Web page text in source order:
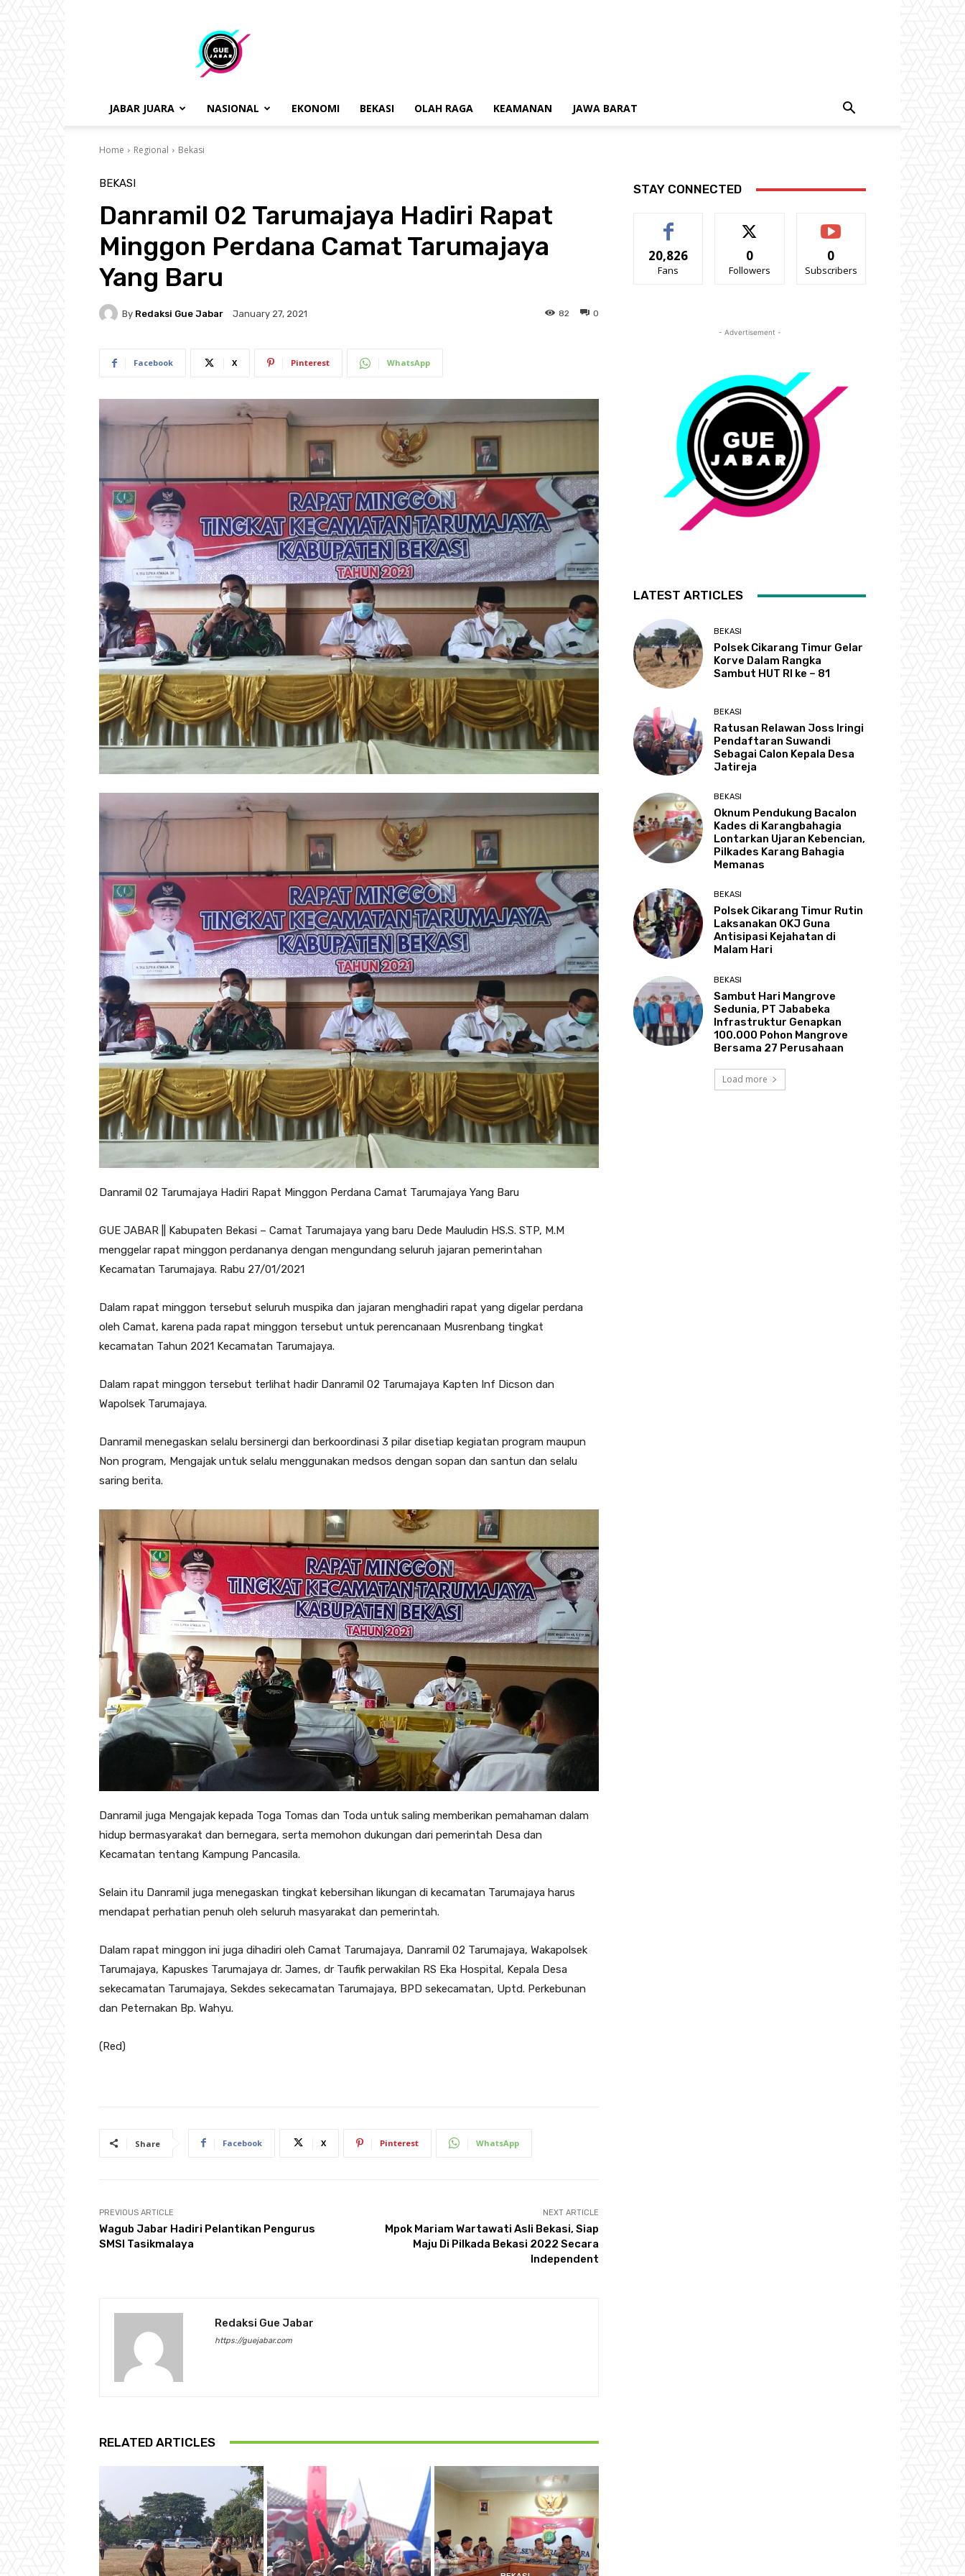
gue
jabar
JABAR JUARA NASIONAL EKONOMI BEKASI OLAH RAGA KEAMANAN JAWA BARAT
Home Regional Bekasi
BEKASI
Danramil 02 Tarumajaya Hadiri Rapat
Minggon Perdana Camat Tarumajaya
Yang Baru
By Redaksi Gue Jabar January 27, 2021 0
82
Facebook X Pinterest WhatsApp
Danramil 02 Tarumajaya Hadiri Rapat Minggon Perdana Camat Tarumajaya Yang Baru
GUE JABAR || Kabupaten Bekasi – Camat Tarumajaya yang baru Dede Mauludin HS.S. STP, M.M
menggelar rapat minggon perdananya dengan mengundang seluruh jajaran pemerintahan
Kecamatan Tarumajaya. Rabu 27/01/2021
Dalam rapat minggon tersebut seluruh muspika dan jajaran menghadiri rapat yang digelar perdana
oleh Camat, karena pada rapat minggon tersebut untuk perencanaan Musrenbang tingkat
kecamatan Tahun 2021 Kecamatan Tarumajaya.
Dalam rapat minggon tersebut terlihat hadir Danramil 02 Tarumajaya Kapten Inf Dicson dan
Wapolsek Tarumajaya.
Danramil menegaskan selalu bersinergi dan berkoordinasi 3 pilar disetiap kegiatan program maupun
Non program, Mengajak untuk selalu menggunakan medsos dengan sopan dan santun dan selalu
saring berita.
Danramil juga Mengajak kepada Toga Tomas dan Toda untuk saling memberikan pemahaman dalam
hidup bermasyarakat dan bernegara, serta memohon dukungan dari pemerintah Desa dan
Kecamatan tentang Kampung Pancasila.
Selain itu Danramil juga menegaskan tingkat kebersihan likungan di kecamatan Tarumajaya harus
mendapat perhatian penuh oleh seluruh masyarakat dan pemerintah.
Dalam rapat minggon ini juga dihadiri oleh Camat Tarumajaya, Danramil 02 Tarumajaya, Wakapolsek
Tarumajaya, Kapuskes Tarumajaya dr. James, dr Taufik perwakilan RS Eka Hospital, Kepala Desa
sekecamatan Tarumajaya, Sekdes sekecamatan Tarumajaya, BPD sekecamatan, Uptd. Perkebunan
dan Peternakan Bp. Wahyu.
(Red)
Share Facebook X Pinterest WhatsApp
PREVIOUS ARTICLE
Wagub Jabar Hadiri Pelantikan Pengurus
SMSI Tasikmalaya
NEXT ARTICLE
Mpok Mariam Wartawati Asli Bekasi, Siap
Maju Di Pilkada Bekasi 2022 Secara
Independent
Redaksi Gue Jabar
https://guejabar.com
RELATED ARTICLES
STAY CONNECTED
20,826
Fans
0
Followers
0
Subscribers
- Advertisement -
LATEST ARTICLES
BEKASI
Polsek Cikarang Timur Gelar
Korve Dalam Rangka
Sambut HUT RI ke – 81
BEKASI
Ratusan Relawan Joss Iringi
Pendaftaran Suwandi
Sebagai Calon Kepala Desa
Jatireja
BEKASI
Oknum Pendukung Bacalon
Kades di Karangbahagia
Lontarkan Ujaran Kebencian,
Pilkades Karang Bahagia
Memanas
BEKASI
Polsek Cikarang Timur Rutin
Laksanakan OKJ Guna
Antisipasi Kejahatan di
Malam Hari
BEKASI
Sambut Hari Mangrove
Sedunia, PT Jababeka
Infrastruktur Genapkan
100.000 Pohon Mangrove
Bersama 27 Perusahaan
Load more